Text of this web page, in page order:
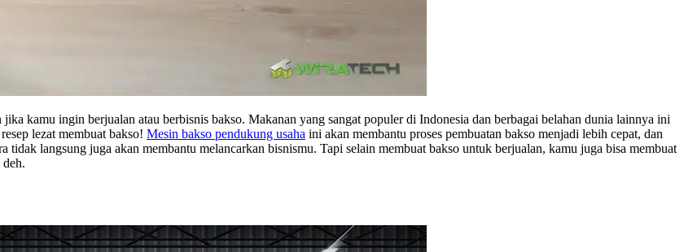
kamu ingin berjualan atau berbisnis bakso. Makanan yang sangat populer di Indonesia dan berbagai belahan dunia lainnya ini
lezat membuat bakso! Mesin bakso pendukung usaha ini akan membantu proses pembuatan bakso menjadi lebih cepat, dan
tidak langsung juga akan membantu melancarkan bisnismu. Tapi selain membuat bakso untuk berjualan, kamu juga bisa membuat